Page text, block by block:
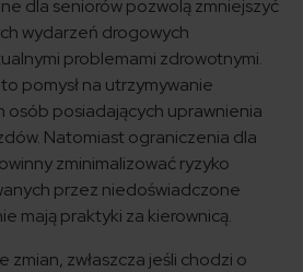
dla seniorów pozwolą zmniejszyć
wydarzeń drogowych
problemami zdrowotnymi.
pomysł na utrzymywanie
osób posiadających uprawnienia
Natomiast ograniczenia dla
zminimalizować ryzyko
przez niedoświadczone
mają praktyki za kierownicą.
zwłaszcza jeśli chodzi o